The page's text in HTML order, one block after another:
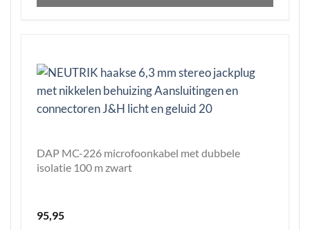
DAP MC-226 microfoonkabel met dubbele
isolatie 100 m zwart
95,95